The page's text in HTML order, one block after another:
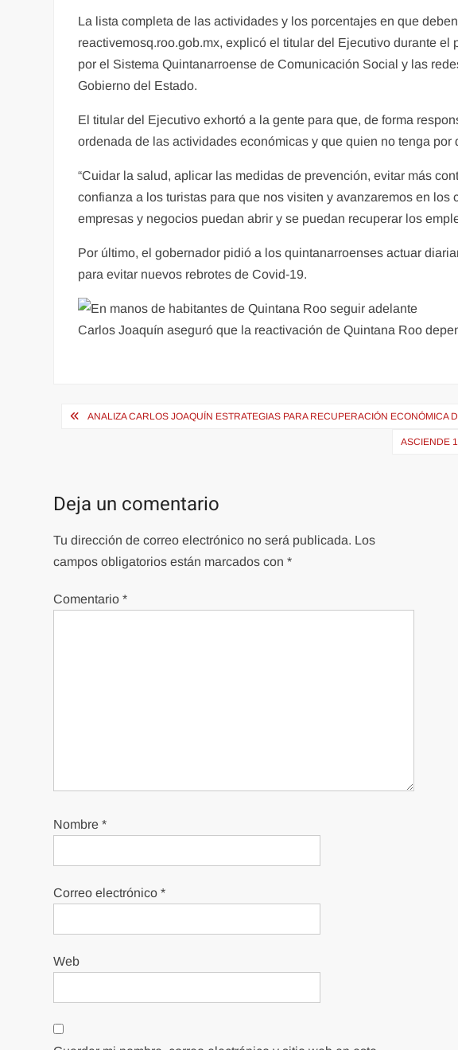
La lista completa de las actividades y los porcentajes en que
reactivemosq.roo.gob.mx, explicó el titular del Ejecutivo durante el
por el Sistema Quintanarroense de Comunicación Social y las
Gobierno del Estado.
El titular del Ejecutivo exhortó a la gente para que, de forma
ordenada de las actividades económicas y que quien no tenga por
“Cuidar la salud, aplicar las medidas de prevención, evitar más
confianza a los turistas para que nos visiten y avanzaremos en
empresas y negocios puedan abrir y se puedan recuperar los
Por último, el gobernador pidió a los quintanarroenses actuar
para evitar nuevos rebrotes de Covid-19.
Carlos Joaquín aseguró que la reactivación de Quintana Roo
Navegación
ANALIZA CARLOS JOAQUÍN ESTRATEGIAS PARA RECUPERACIÓN ECONÓMICA
ASCIENDE
Deja un comentario
Tu dirección de correo electrónico no será publicada. Los
campos obligatorios están marcados con*
Comentario*
Nombre*
Correo electrónico*
Web